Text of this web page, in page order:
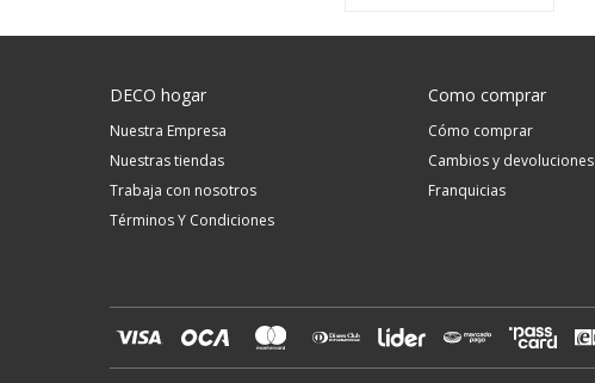
DECO hogar
Nuestra Empresa
Nuestras tiendas
Trabaja con nosotros
Términos Y Condiciones
Como comprar
Cómo comprar
Cambios y devoluciones
Franquicias